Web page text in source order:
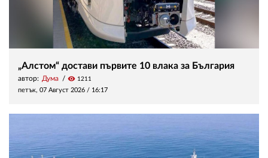
„Алстом“ достави първите 10 влака за България
автор: Дума visibility 1211
петък, 07 Август 2026 / 16:17